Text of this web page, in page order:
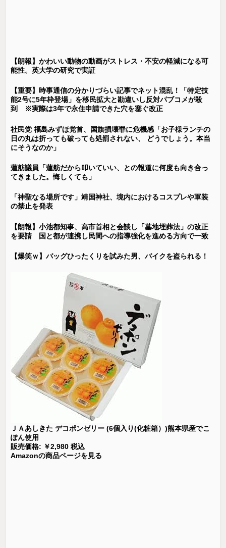
【朗報】かわいい動物の動画がストレス・不安の軽減になる可
能性。英大学の研究で実証
【重要】時事通信の分かりづらい記事でネット混乱！「特定技
能2号に5年枠登場」を移民拡大と勘違いし反対パブコメが殺
到 ※実際は3年で永住申請できた穴を塞ぐ改正
社民党 福島みずほ党首、国旗損壊罪に危機感「お子様ランチの
日の丸は折っても破っても処罰されない、 どうでしょう。本当
にそうなのか」
蓮舫議員「蓮舫だから叩いていい、との報道に何度も向き合っ
てきました。悔しくても」
「神聖なる場所です」靖国神社、境内におけるコスプレや軍装
の禁止を発表
【朗報】小池都知事、高市首相と会談し「墓地埋葬法」の改正
を要請 国と都が連携し民間への指導強化を進める方向で一致
【爆笑ｗ】バッグひったくりを試みた男、バイクを盗られる！
ＪＡあしきた デコポンゼリー (6個入り(化粧箱）)熊本県産でこ
ぽん使用
販売価格: ￥2,980 税込
Amazonの商品ページを見る